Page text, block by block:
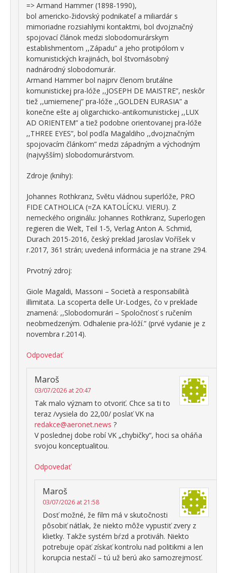
=> Armand Hammer (1898-1990),
bol americko-židovský podnikateľ a miliardár s
mimoriadne rozsiahlymi kontaktmi, bol dvojznačný
spojovací článok medzi slobodomurárskym
establishmentom ,,Západu” a jeho protipólom v
komunistických krajinách, bol štvornásobný
nadnárodný slobodomurár.
Armand Hammer bol najprv členom brutálne
komunistickej pra-lóže ,,JOSEPH DE MAISTRE”, neskôr
tiež ,,umiernenej” pra-lóže ,,GOLDEN EURASIA” a
konečne ešte aj oligarchicko-antikomunistickej ,,LUX
AD ORIENTEM” a tiež podobne orientovanej pra-lóže
,,THREE EYES”, bol podľa Magaldiho ,,dvojznačným
spojovacím článkom” medzi západným a východným
(najvyšším) slobodomurárstvom.
Zdroje (knihy):
Johannes Rothkranz, Světu vládnou superlóže, PRO
FIDE CATHOLICA (=ZA KATOLÍCKU. VIERU). Z
nemeckého originálu: Johannes Rothkranz, Superlogen
regieren die Welt, Teil 1-5, Verlag Anton A. Schmid,
Durach 2015-2016, český preklad Jaroslav Voříšek v
r.2017, 361 strán; uvedená informácia je na strane 294.
Prvotný zdroj:
Giole Magaldi, Massoni – Società a responsabilità
illimitata. La scoperta delle Ur-Lodges, čo v preklade
znamená: ,,Slobodomurári – Spoločnosť s ručením
neobmedzeným. Odhalenie pra-lóží.” (prvé vydanie je z
novembra r.2014).
Odpovedať
Maroš
03/07/2026 at 20:47
Tak malo význam to otvoriť. Chce sa ti to
teraz /vysiela do 22,00/ poslať VK na
redakce@aeronet.news ?
V poslednej dobe robí VK „chybičky“, hoci sa oháňa
svojou konceptualitou.
Odpovedať
Maroš
03/07/2026 at 21:58
Dosť možné, že film má v skutočnosti
pôsobiť nátlak, že niekto môže vypustiť zvery z
klietky. Takže systém bŕzd a protiváh. Niekto
potrebuje opäť získať kontrolu nad politikmi a len
korupcia nestačí – tú už berú ako samozrejmosť.